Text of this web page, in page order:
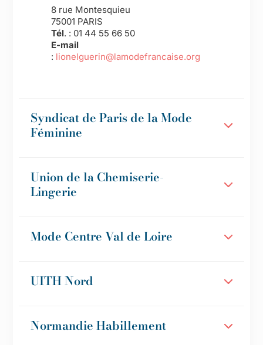
8 rue Montesquieu
75001 PARIS
Tél. : 01 44 55 66 50
E-mail
: lionelguerin@lamodefrancaise.org
Syndicat de Paris de la Mode
Féminine
Union de la Chemiserie-
Lingerie
Mode Centre Val de Loire
UITH Nord
Normandie Habillement